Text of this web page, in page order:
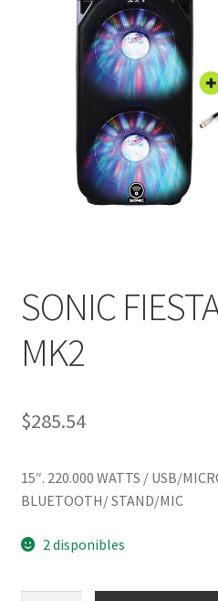
SONIC
MK2
$285.54
15″. 220.000 WATTS / USB/
BLUETOOTH/ STAND/MIC
2 disponibles